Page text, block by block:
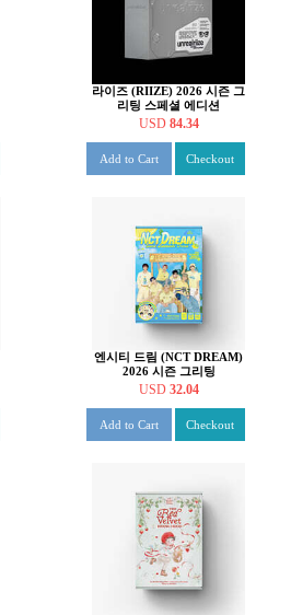
라이즈 (RIIZE) 2026 시즌 그
리팅 스페셜 에디션
USD 84.34
Add to Cart Checkout
엔시티 드림 (NCT DREAM)
2026 시즌 그리팅
USD 32.04
Add to Cart Checkout